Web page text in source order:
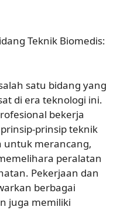
Teknik Biomedis:
satu bidang yang
di era teknologi ini.
bekerja
prinsip teknik
untuk merancang,
peralatan
Pekerjaan dan
berbagai
juga memiliki